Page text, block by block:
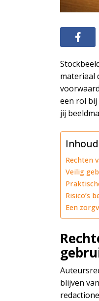
materiaal
een rol
jij
Inhoud
Rechten
Veilig
Risico’s
Een
blijven